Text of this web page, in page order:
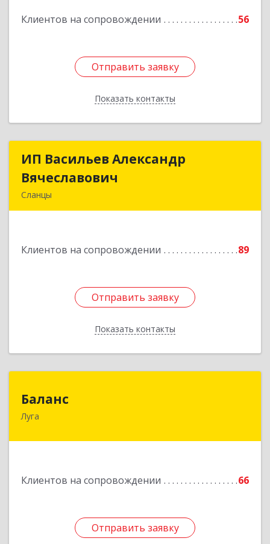
Клиентов на сопровождении 56
Отправить заявку
Показать контакты
Отправить заявку
Назад
ИП Васильев Александр
Вячеславович
Сланцы
Клиентов на сопровождении 89
Отправить заявку
Показать контакты
ИП Васильев Александр
Подробнее
Отправить заявку
Назад
Баланс
Луга
Клиентов на сопровождении 66
Отправить заявку
188230, Ленинградская обл, Луга г, Урицкого
Отправить заявку